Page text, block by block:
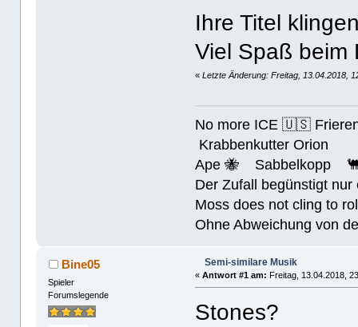
Ihre Titel
Viel Spaß
«Letzte Änderung: Freitag, 13.04.2018,
No more ICE 🇺🇸
Krabbenkutter Orion
Ape 🐝 Sabbelkopp
Der Zufall begünstigt
Moss does not cling to
Ohne Abweichung von
Bine05
Spieler
Forumslegende
Semi-similare Musik
«Antwort #1 am: Freitag, 13.04.2018,
Stones?